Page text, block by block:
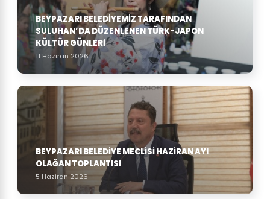
BEYPAZARI BELEDIYEMIZ TARAFINDAN
SULUHAN’DA DÜZENLENEN TÜRK-JAPON
KÜLTÜR GÜNLERI
11 Haziran 2026
BEYPAZARI BELEDIYE MECLISI HAZIRAN AYI
OLAĞAN TOPLANTISI
5 Haziran 2026